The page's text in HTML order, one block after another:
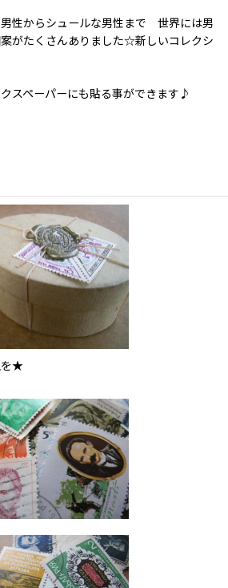
性からシュールな男性まで 世界には男
がたくさんありました☆新しいコレクシ
スペーパーにも貼る事ができます♪
を★